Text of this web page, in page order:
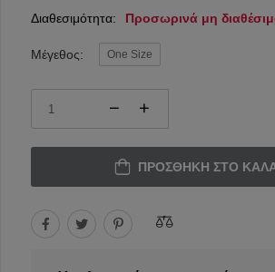
Διαθεσιμότητα: Προσωρινά μη
Μέγεθος: One Size
ΠΡΟΣΘΉΚΗ ΣΤΟ